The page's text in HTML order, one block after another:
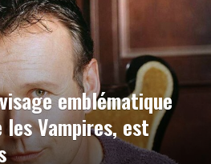
emblématique
Vampires, est